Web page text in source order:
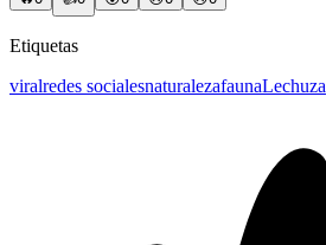
Etiquetas
viralredes socialesnaturalezafaunaLechuza